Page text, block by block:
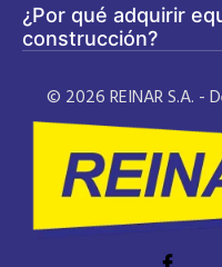
¿Por qué adquirir
construcción?
© 2026 REINAR S.A. -